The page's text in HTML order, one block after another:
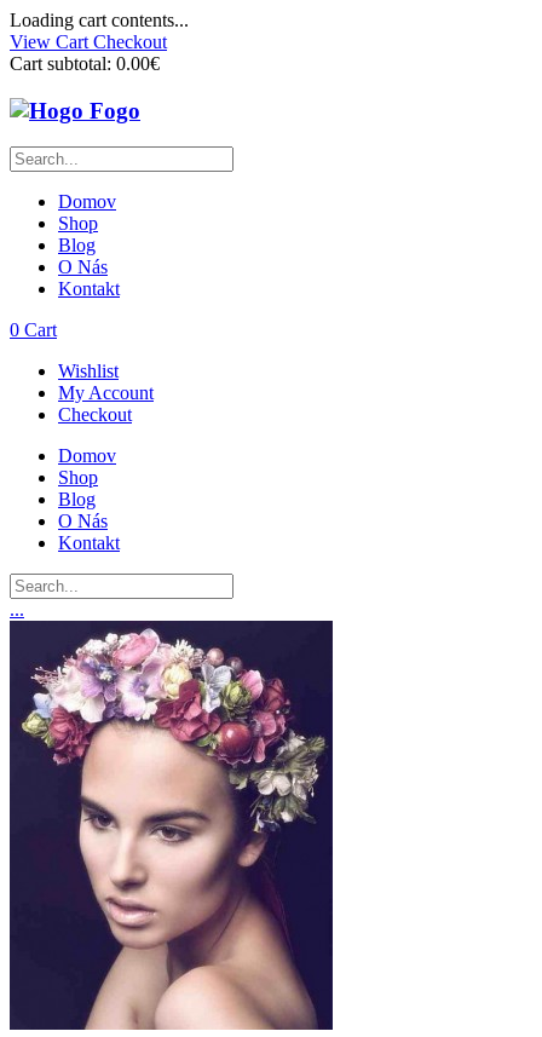
Loading cart contents...
View Cart Checkout
Cart subtotal: 0.00€
Domov
Shop
Blog
O Nás
Kontakt
0 Cart
Wishlist
My Account
Checkout
Domov
Shop
Blog
O Nás
Kontakt
...